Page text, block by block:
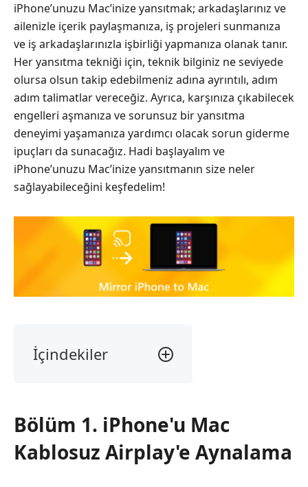
iPhone’unuzu Mac’inize yansıtmak; arkadaşlarınız ve
ailenizle içerik paylaşmanıza, iş projeleri sunmanıza
ve iş arkadaşlarınızla işbirliği yapmanıza olanak tanır.
Her yansıtma tekniği için, teknik bilginiz ne seviyede
olursa olsun takip edebilmeniz adına ayrıntılı, adım
adım talimatlar vereceğiz. Ayrıca, karşınıza çıkabilecek
engelleri aşmanıza ve sorunsuz bir yansıtma
deneyimi yaşamanıza yardımcı olacak sorun giderme
ipuçları da sunacağız. Hadi başlayalım ve
iPhone’unuzu Mac’inize yansıtmanın size neler
sağlayabileceğini keşfedelim!
İçindekiler
Mac
Airplay'e
Bölüm 1. iPhone'u Mac
Kablosuz Airplay'e Aynalama